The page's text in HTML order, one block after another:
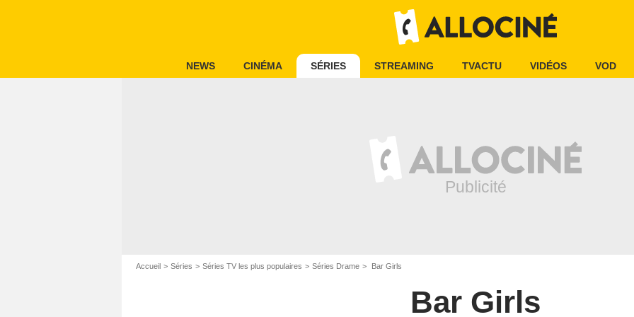
NEWS CINÉMA SÉRIES STREAMING TVACTU VIDÉOS VOD
Accueil Séries Séries TV les plus populaires Séries Drame Bar Girls
Bar Girls